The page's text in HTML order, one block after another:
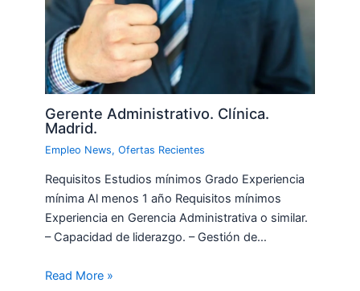
Gerente Administrativo. Clínica.
Madrid.
Empleo News,Ofertas Recientes
Requisitos Estudios mínimos Grado Experiencia
mínima Al menos 1 año Requisitos mínimos
Experiencia en Gerencia Administrativa o similar.
– Capacidad de liderazgo. – Gestión de…
Read More »